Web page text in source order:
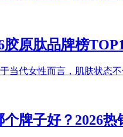
原肽品牌榜
当代女性而言，肌肤状态
牌子好？2026